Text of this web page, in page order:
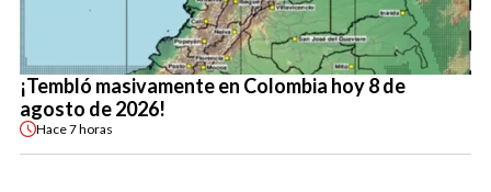
¡Tembló masivamente en Colombia hoy 8 de
agosto de 2026!
Hace7 horas